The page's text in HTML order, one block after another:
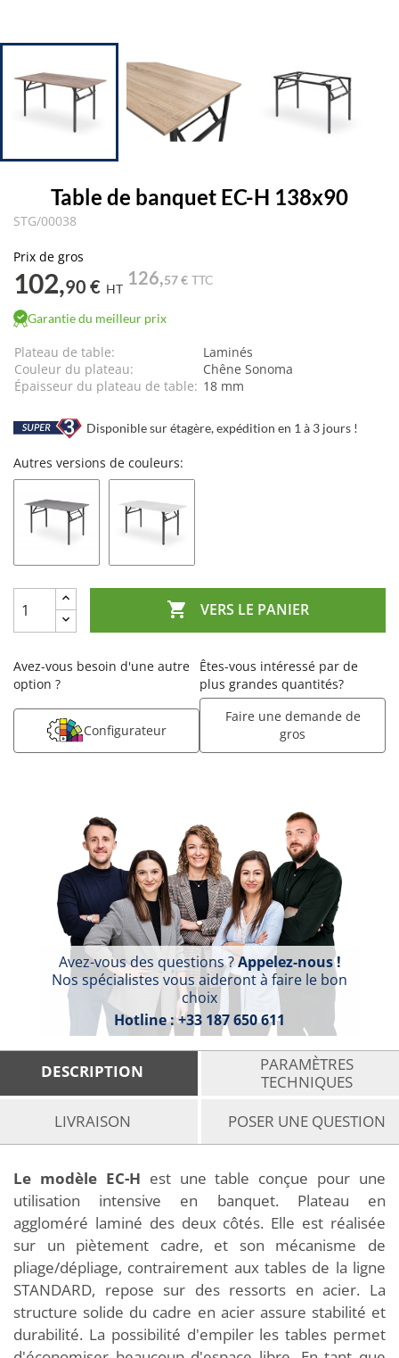
Table de banquet EC-H 138x90
STG/00038
Prix de gros
102,90 € HT
126,57 € TTC
Garantie du meilleur prix
Plateau de table:
Laminés
Couleur du plateau:
Chêne Sonoma
Épaisseur du plateau de table: 18 mm
Disponible sur étagère, expédition en 1 à 3 jours !
Autres versions de couleurs:
 VERS LE PANIER
Avez-vous besoin d'une autre
option ?
Configurateur
Êtes-vous intéressé par de
plus grandes quantités?
Faire une demande de
gros
Avez-vous des questions ?Appelez-nous !
Nos spécialistes vous aideront à faire le bon
choix
Hotline :+33 187 650 611
DESCRIPTION
PARAMÈTRES
TECHNIQUES
LIVRAISON
POSER UNE QUESTION
Le modèle EC-H est une table conçue pour une
utilisation intensive en banquet. Plateau en
aggloméré laminé des deux côtés. Elle est réalisée
sur un piètement cadre, et son mécanisme de
pliage/dépliage, contrairement aux tables de la ligne
STANDARD, repose sur des ressorts en acier. La
structure solide du cadre en acier assure stabilité et
durabilité. La possibilité d'empiler les tables permet